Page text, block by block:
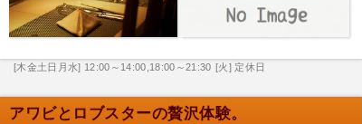
[木金土日月水] 12:00～14:00,18:00～21:30 [火] 定休日
アワビとロブスターの贅沢体験。